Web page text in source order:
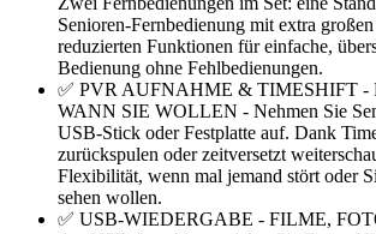
Senioren-Fernbedienung mit extra
reduzierten Funktionen für einfache,
Bedienung ohne Fehlbedienungen.
✅ PVR AUFNAHME & TIMESHIFT -
WANN SIE WOLLEN - Nehmen Sie
USB-Stick oder Festplatte auf. Dank
zurückspulen oder zeitversetzt
Flexibilität, wenn mal jemand stört oder
sehen wollen.
✅ USB-WIEDERGABE - FILME,